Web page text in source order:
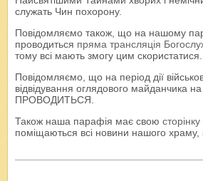
служать Чин похорону.
Повідомляємо також, що на нашому
проводиться пряма трансляція
тому всі мають змогу цим скористатися.
Повідомляємо, що на період дії
відвідування оглядового майданчика
ПРОВОДИТЬСЯ.
Також наша парафія має свою
поміщаються всі новини нашого храму,